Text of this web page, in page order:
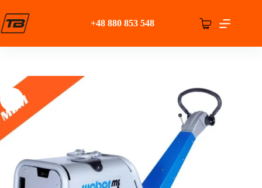
do
treści
+48 880 853 548 Koszyk